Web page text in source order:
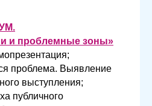
.
и проблемные зоны»
проблема. Выявление
выступления;
публичного